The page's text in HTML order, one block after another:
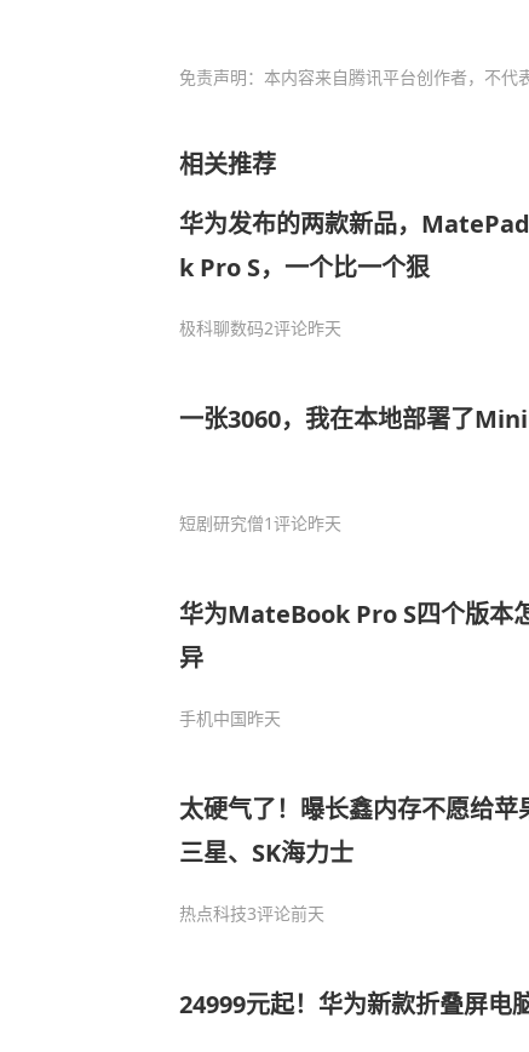
免责声明：本内容来自腾讯平台创作者，不代
相关推荐
华为发布的两款新品，
k Pro S，一个比一个狠
极科聊数码2评论昨天
一张3060，我在本地部署了
短剧研究僧1评论昨天
华为MateBook Pro S四个版本
异
手机中国昨天
太硬气了！曝长鑫内存不愿给苹
三星、SK海力士
热点科技3评论前天
24999元起！华为新款折叠屏电